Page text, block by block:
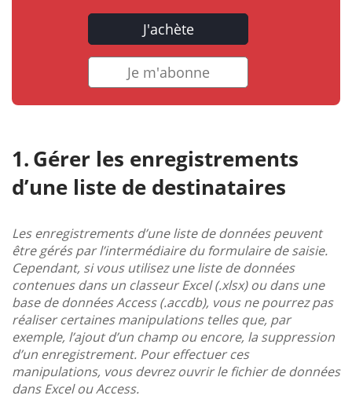
J'achète
Je m'abonne
Gérer les enregistrements
d’une liste de destinataires
Les enregistrements d’une liste de données peuvent
être gérés par l’intermédiaire du formulaire de saisie.
Cependant, si vous utilisez une liste de données
contenues dans un classeur Excel (.xlsx) ou dans une
base de données Access (.accdb), vous ne pourrez pas
réaliser certaines manipulations telles que, par
exemple, l’ajout d’un champ ou encore, la suppression
d’un enregistrement. Pour effectuer ces
manipulations, vous devrez ouvrir le fichier de données
dans Excel ou Access.